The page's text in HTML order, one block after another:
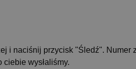
i naciśnij przycisk "Śledź". Numer
wysłaliśmy.